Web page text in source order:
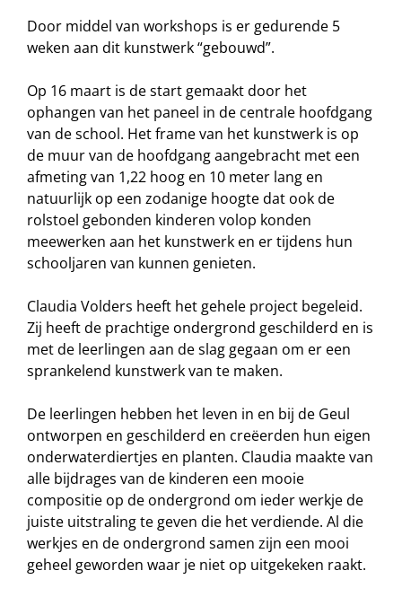
Door middel van workshops is er gedurende 5
weken aan dit kunstwerk “gebouwd”.
Op 16 maart is de start gemaakt door het
ophangen van het paneel in de centrale hoofdgang
van de school. Het frame van het kunstwerk is op
de muur van de hoofdgang aangebracht met een
afmeting van 1,22 hoog en 10 meter lang en
natuurlijk op een zodanige hoogte dat ook de
rolstoel gebonden kinderen volop konden
meewerken aan het kunstwerk en er tijdens hun
schooljaren van kunnen genieten.
Claudia Volders heeft het gehele project begeleid.
Zij heeft de prachtige ondergrond geschilderd en is
met de leerlingen aan de slag gegaan om er een
sprankelend kunstwerk van te maken.
De leerlingen hebben het leven in en bij de Geul
ontworpen en geschilderd en creëerden hun eigen
onderwaterdiertjes en planten. Claudia maakte van
alle bijdrages van de kinderen een mooie
compositie op de ondergrond om ieder werkje de
juiste uitstraling te geven die het verdiende. Al die
werkjes en de ondergrond samen zijn een mooi
geheel geworden waar je niet op uitgekeken raakt.